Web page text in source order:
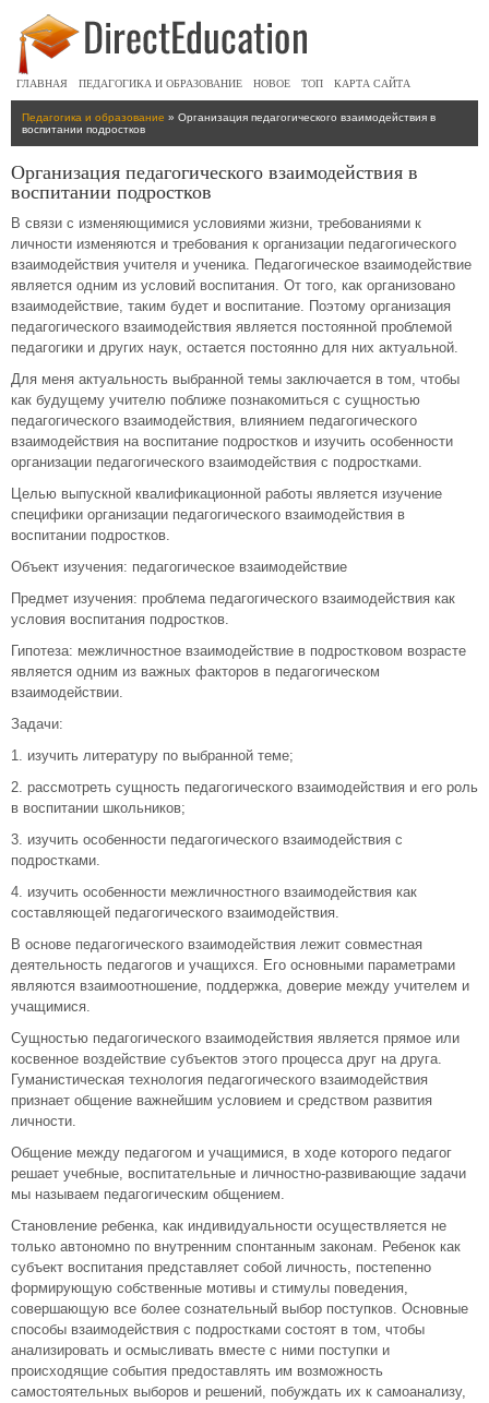
ГЛАВНАЯ ПЕДАГОГИКА И ОБРАЗОВАНИЕ НОВОЕ ТОП КАРТА САЙТА
Педагогика и образование » Организация педагогического взаимодействия в
воспитании подростков
Организация педагогического взаимодействия в
воспитании подростков
В связи с изменяющимися условиями жизни, требованиями к
личности изменяются и требования к организации педагогического
взаимодействия учителя и ученика. Педагогическое взаимодействие
является одним из условий воспитания. От того, как организовано
взаимодействие, таким будет и воспитание. Поэтому организация
педагогического взаимодействия является постоянной проблемой
педагогики и других наук, остается постоянно для них актуальной.
Для меня актуальность выбранной темы заключается в том, чтобы
как будущему учителю поближе познакомиться с сущностью
педагогического взаимодействия, влиянием педагогического
взаимодействия на воспитание подростков и изучить особенности
организации педагогического взаимодействия с подростками.
Целью выпускной квалификационной работы является изучение
специфики организации педагогического взаимодействия в
воспитании подростков.
Объект изучения: педагогическое взаимодействие
Предмет изучения: проблема педагогического взаимодействия как
условия воспитания подростков.
Гипотеза: межличностное взаимодействие в подростковом возрасте
является одним из важных факторов в педагогическом
взаимодействии.
Задачи:
1. изучить литературу по выбранной теме;
2. рассмотреть сущность педагогического взаимодействия и его роль
в воспитании школьников;
3. изучить особенности педагогического взаимодействия с
подростками.
4. изучить особенности межличностного взаимодействия как
составляющей педагогического взаимодействия.
В основе педагогического взаимодействия лежит совместная
деятельность педагогов и учащихся. Его основными параметрами
являются взаимоотношение, поддержка, доверие между учителем и
учащимися.
Сущностью педагогического взаимодействия является прямое или
косвенное воздействие субъектов этого процесса друг на друга.
Гуманистическая технология педагогического взаимодействия
признает общение важнейшим условием и средством развития
личности.
Общение между педагогом и учащимися, в ходе которого педагог
решает учебные, воспитательные и личностно-развивающие задачи
мы называем педагогическим общением.
Становление ребенка, как индивидуальности осуществляется не
только автономно по внутренним спонтанным законам. Ребенок как
субъект воспитания представляет собой личность, постепенно
формирующую собственные мотивы и стимулы поведения,
совершающую все более сознательный выбор поступков. Основные
способы взаимодействия с подростками состоят в том, чтобы
анализировать и осмысливать вместе с ними поступки и
происходящие события предоставлять им возможность
самостоятельных выборов и решений, побуждать их к самоанализу,